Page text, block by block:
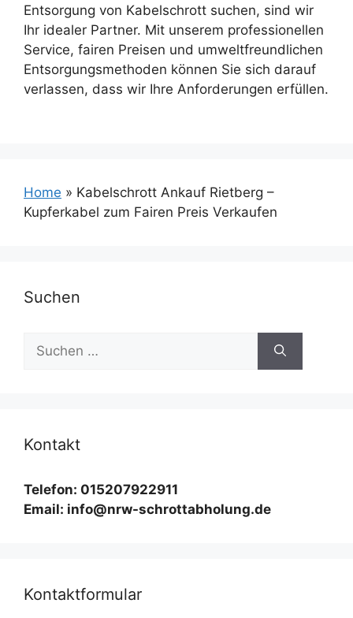
Entsorgung von Kabelschrott suchen, sind wir
Ihr idealer Partner. Mit unserem professionellen
Service, fairen Preisen und umweltfreundlichen
Entsorgungsmethoden können Sie sich darauf
verlassen, dass wir Ihre Anforderungen erfüllen.
Home » Kabelschrott Ankauf Rietberg –
Kupferkabel zum Fairen Preis Verkaufen
Suchen
nach:
Kontakt
Telefon: 015207922911
Email: info@nrw-schrottabholung.de
Kontaktformular